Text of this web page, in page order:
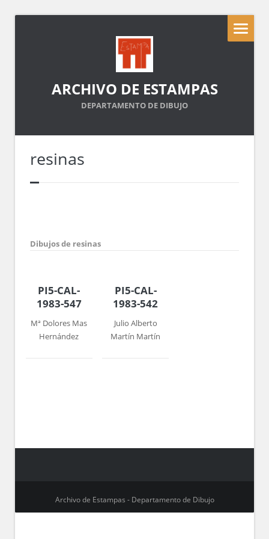
ARCHIVO DE ESTAMPAS
DEPARTAMENTO DE DIBUJO
resinas
Dibujos de resinas
PI5-CAL-
1983-547
Mª Dolores Mas
Hernández
PI5-CAL-
1983-542
Julio Alberto
Martín Martín
Archivo de Estampas - Departamento de Dibujo